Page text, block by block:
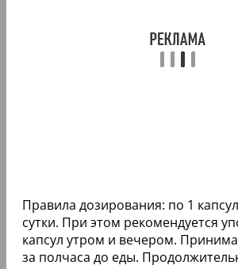
Правила дозирования: по 1
сутки. При этом рекомендуется
капсул утром и вечером.
за полчаса до еды.